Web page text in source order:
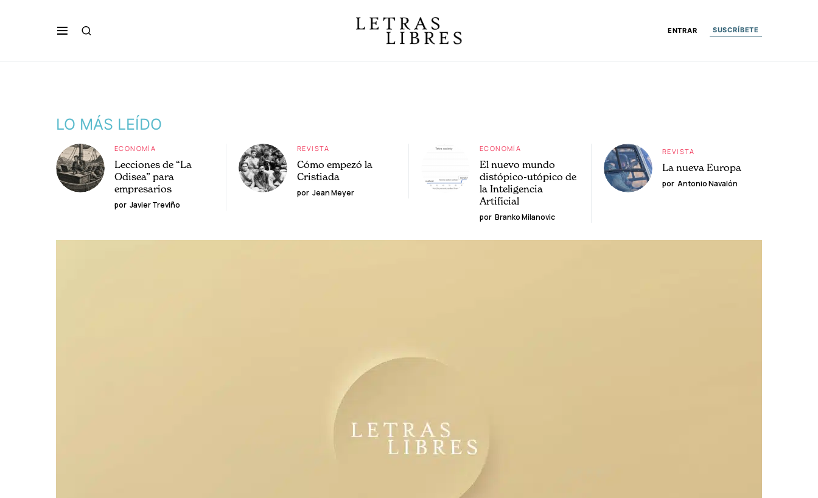
ENTRAR SUSCRÍBETE
LO MÁS LEÍDO
ECONOMÍA
Lecciones de “La
Odisea” para
empresarios
por Javier Treviño
REVISTA
Cómo empezó la
Cristiada
por Jean Meyer
ECONOMÍA
El nuevo mundo
distópico-utópico de
la Inteligencia
Artificial
por Branko Milanovic
REVISTA
La nueva Europa
por Antonio Navalón